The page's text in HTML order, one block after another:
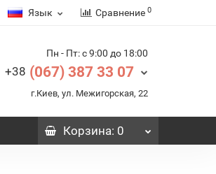
Язык Сравнение 0
Пн - Пт: с 9:00 до 18:00
+38 (067) 387 33 07
г.Киев, ул. Межигорская, 22
Корзина: 0